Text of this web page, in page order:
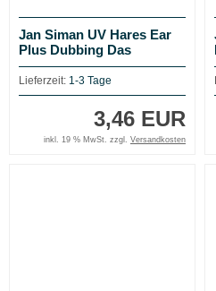
Jan Siman UV Hares Ear
Plus Dubbing Das
Hasenohr-Dubbing mit
UV-Grannen
Lieferzeit: 1-3 Tage
3,46 EUR
inkl. 19 % MwSt. zzgl. Versandkosten